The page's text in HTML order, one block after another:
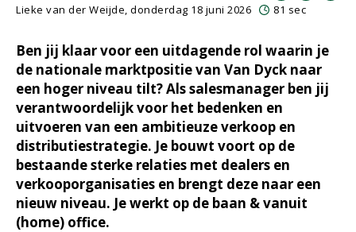
Lieke van der Weijde, donderdag 18 juni 2026 81 sec
Ben jij klaar voor een uitdagende rol waarin je
de nationale marktpositie van Van Dyck naar
een hoger niveau tilt? Als salesmanager ben jij
verantwoordelijk voor het bedenken en
uitvoeren van een ambitieuze verkoop en
distributiestrategie. Je bouwt voort op de
bestaande sterke relaties met dealers en
verkooporganisaties en brengt deze naar een
nieuw niveau. Je werkt op de baan & vanuit
(home) office.